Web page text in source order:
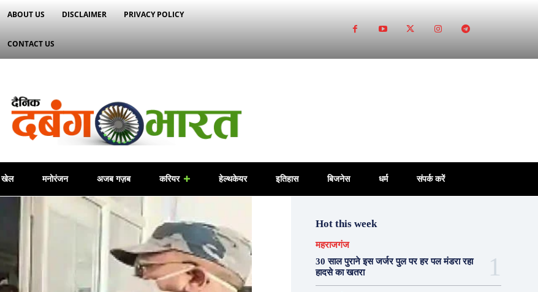
ABOUT US DISCLAIMER PRIVACY POLICY
CONTACT US
खेल मनोरंजन अजब गज़ब करियर हेल्थकेयर इतिहास बिजनेस धर्म संपर्क करें
Hot this week
महराजगंज
30 साल पुराने इस जर्जर पुल पर हर पल मंडरा रहा
हादसे का खतरा